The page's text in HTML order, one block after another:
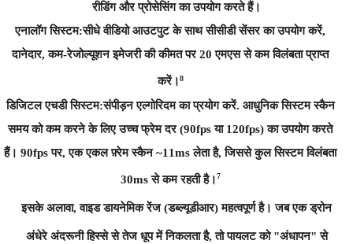
रीडिंग और प्रोसेसिंग का उपयोग करते हैं।
एनालॉग सिस्टम:सीधे वीडियो आउटपुट के साथ सीसीडी सेंसर का उपयोग करें,
दानेदार, कम-रेजोल्यूशन इमेजरी की कीमत पर 20 एमएस से कम विलंबता प्राप्त
करें।8
डिजिटल एचडी सिस्टम:संपीड़न एल्गोरिदम का प्रयोग करें. आधुनिक सिस्टम स्कैन
समय को कम करने के लिए उच्च फ्रेम दर (90fps या 120fps) का उपयोग करते
हैं। 90fps पर, एक एकल फ़्रेम स्कैन ~11ms लेता है, जिससे कुल सिस्टम विलंबता
30ms से कम रहती है।7
इसके अलावा, वाइड डायनेमिक रेंज (डब्ल्यूडीआर) महत्वपूर्ण है। जब एक ड्रोन
अंधेरे अंदरूनी हिस्से से तेज धूप में निकलता है, तो पायलट को "अंधापन" से